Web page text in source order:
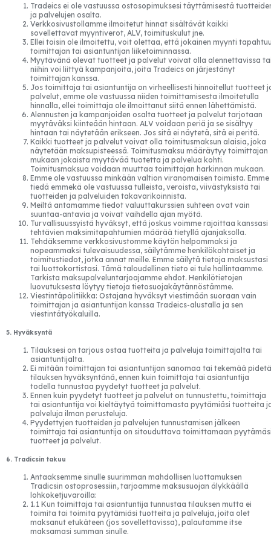
Tradeics ei ole vastuussa ostosopimuksesi täyttämisestä
ja palvelujen osalta.
Verkkosivustollamme ilmoitetut hinnat sisältävät kaikki
sovellettavat myyntiverot, ALV, toimituskulut jne.
Ellei toisin ole ilmoitettu, voit olettaa, että jokainen myynti
toimittajan tai asiantuntijan liiketoiminnassa.
Myytävänä olevat tuotteet ja palvelut voivat olla alennettavissa
niihin voi liittyä kampanjoita, joita Tradeics on järjestänyt
toimittajan kanssa.
Jos toimittaja tai asiantuntija on virheellisesti hinnoitellut tuotteet
palvelut, emme ole vastuussa niiden toimittamisesta ilmoitetulla
hinnalla, ellei toimittaja ole ilmoittanut siitä ennen lähettämistä.
Alennusten ja kampanjoiden osalta tuotteet ja palvelut tarjotaan
myytäväksi kiinteään hintaan. ALV voidaan periä ja se sisältyy
hintaan tai näytetään erikseen. Jos sitä ei näytetä, sitä ei peritä.
Kaikki tuotteet ja palvelut voivat olla toimitusmaksun alaisia, joka
näytetään maksupisteessä. Toimitusmaksu määräytyy toimittajan
mukaan jokaista myytävää tuotetta ja palvelua kohti.
Toimitusmaksua voidaan muuttaa toimittajan harkinnan mukaan.
Emme ole vastuussa minkään valtion viranomaisen toimista. Emme
tiedä emmekä ole vastuussa tulleista, veroista, viivästyksistä tai
tuotteiden ja palveluiden takavarikoinnista.
Meiltä antamamme tiedot valuuttakurssien suhteen ovat vain
suuntaa-antavia ja voivat vaihdella ajan myötä.
Turvallisuussyistä hyväksyt, että joskus voimme rajoittaa kanssasi
tehtävien maksimitapahtumien määrää tietyllä ajanjaksolla.
Tehdäksemme verkkosivustomme käytön helpommaksi ja
nopeammaksi tulevaisuudessa, säilytämme henkilökohtaiset ja
toimitustiedot, jotka annat meille. Emme säilytä tietoja maksustasi
tai luottokortistasi. Tämä taloudellinen tieto ei tule hallintaamme.
Tarkista maksupalveluntarjoajamme ehdot. Henkilötietojen
luovutuksesta löytyy tietoja tietosuojakäytännöstämme.
Viestintäpolitiikka: Ostajana hyväksyt viestimään suoraan vain
toimittajan ja asiantuntijan kanssa Tradeics-alustalla ja sen
viestintätyökaluilla.
5. Hyväksyntä
Tilauksesi on tarjous ostaa tuotteita ja palveluja toimittajalta tai
asiantuntijalta.
Ei mitään toimittajan tai asiantuntijan sanomaa tai tekemää pidetä
tilauksen hyväksyntänä, ennen kuin toimittaja tai asiantuntija
todella tunnustaa pyydetyt tuotteet ja palvelut.
Ennen kuin pyydetyt tuotteet ja palvelut on tunnustettu, toimittaja
tai asiantuntija voi kieltäytyä toimittamasta pyytämiäsi tuotteita
palveluja ilman perusteluja.
Pyydettyjen tuotteiden ja palvelujen tunnustamisen jälkeen
toimittaja tai asiantuntija on sitouduttava toimittamaan
tuotteet ja palvelut.
6. Tradicsin takuu
Antaaksemme sinulle suurimman mahdollisen luottamuksen
Tradicsin ostoprosessiin, tarjoamme maksusuojan älykkäällä
lohkoketjuvaroilla:
1.1 Kun toimittaja tai asiantuntija tunnustaa tilauksen mutta ei
toimita tai toimita pyytämiäsi tuotteita ja palveluja, joita olet
maksanut etukäteen (jos sovellettavissa), palautamme itse
maksamasi summan sinulle.